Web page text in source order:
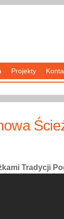
Projekty
Tradycji